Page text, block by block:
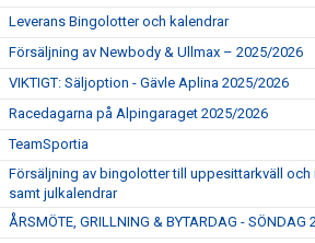
Leverans Bingolotter och kalendrar
Försäljning av Newbody & Ullmax – 2025/2026
VIKTIGT: Säljoption - Gävle Aplina 2025/2026
Racedagarna på Alpingaraget 2025/2026
TeamSportia
Försäljning av bingolotter till uppesittarkväll och
samt julkalendrar
ÅRSMÖTE, GRILLNING & BYTARDAG - SÖNDAG